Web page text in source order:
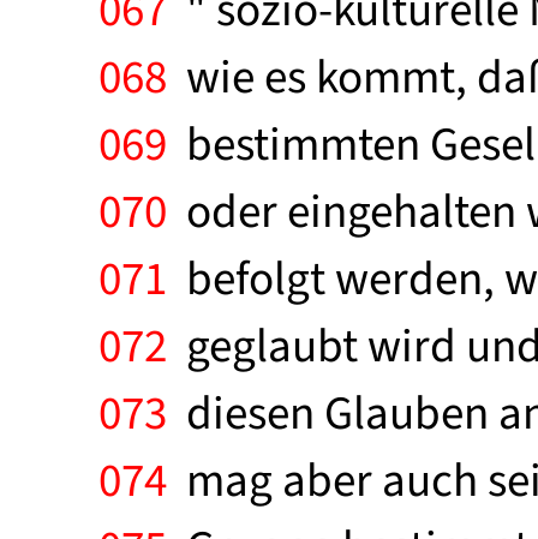
068 wie es kommt,
069 bestimmten
070 oder eingehalten
071 befolgt werden,
072 geglaubt wird
073 diesen Glauben
074 mag aber auch